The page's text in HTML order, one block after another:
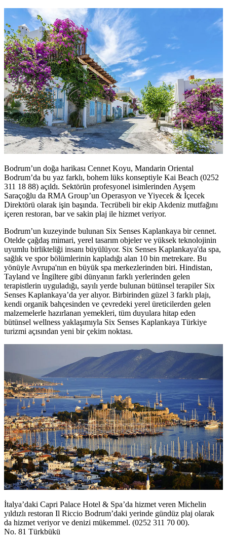
Bodrum’un doğa harikası Cennet Koyu, Mandarin Oriental
Bodrum’da bu yaz farklı, bohem lüks konseptiyle Kai Beach (0252
311 18 88) açıldı. Sektörün profesyonel isimlerinden Ayşem
Saraçoğlu da RMA Group’un Operasyon ve Yiyecek & İçecek
Direktörü olarak işin başında. Tecrübeli bir ekip Akdeniz mutfağını
içeren restoran, bar ve sakin plaj ile hizmet veriyor.
Bodrum’un kuzeyinde bulunan Six Senses Kaplankaya bir cennet.
Otelde çağdaş mimari, yerel tasarım objeler ve yüksek teknolojinin
uyumlu birlikteliği insanı büyülüyor. Six Senses Kaplankaya'da spa,
sağlık ve spor bölümlerinin kapladığı alan 10 bin metrekare. Bu
yönüyle Avrupa'nın en büyük spa merkezlerinden biri. Hindistan,
Tayland ve İngiltere gibi dünyanın farklı yerlerinden gelen
terapistlerin uyguladığı, sayılı yerde bulunan bütünsel terapiler Six
Senses Kaplankaya’da yer alıyor. Birbirinden güzel 3 farklı plajı,
kendi organik bahçesinden ve çevredeki yerel üreticilerden gelen
malzemelerle hazırlanan yemekleri, tüm duyulara hitap eden
bütünsel wellness yaklaşımıyla Six Senses Kaplankaya Türkiye
turizmi açısından yeni bir çekim noktası.
İtalya’daki Capri Palace Hotel & Spa’da hizmet veren Michelin
yıldızlı restoran Il Riccio Bodrum’daki yerinde gündüz plaj olarak
da hizmet veriyor ve denizi mükemmel. (0252 311 70 00).
No. 81 Türkbükü